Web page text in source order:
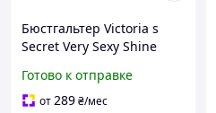
Бюстгальтер Victoria s
Secret Very Sexy Shine
Bra 36В
Готово к отправке
от289₴/мес